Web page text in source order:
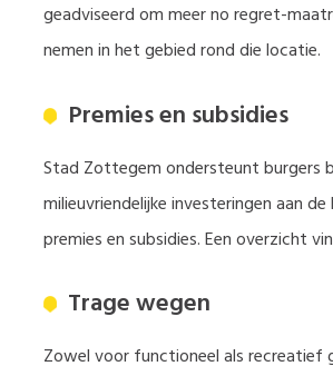
geadviseerd om meer no regret-
nemen in het gebied rond die locatie.
Premies en subsidies
Stad Zottegem ondersteunt burgers
milieuvriendelijke investeringen aan de
premies en subsidies. Een overzicht
Trage wegen
Zowel voor functioneel als recreatief